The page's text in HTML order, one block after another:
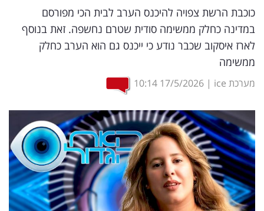
וטק
שיווק
ופרסום
משפט
מדדים
ומחקרים
דעות
רכילות
עסקית
כוכבת הרשת צפויה להיכנס הערב לבית הכי מפורסם
במדינה כחלק ממשימה סודית שטרם נחשפה. זאת בנוסף
לארז איסקוב שכבר נודע כי ייכנס גם הוא הערב כחלק
ממשימה
מערכת ice |
17/5/2026
10:14